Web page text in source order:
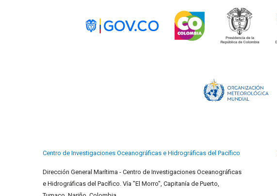
Centro de Investigaciones Oceanográficas e Hidrográficas del Pacífico
Dirección General Marítima - Centro de Investigaciones Oceanográficas
e Hidrográficas del Pacífico. Vía "El Morro", Capitanía de Puerto,